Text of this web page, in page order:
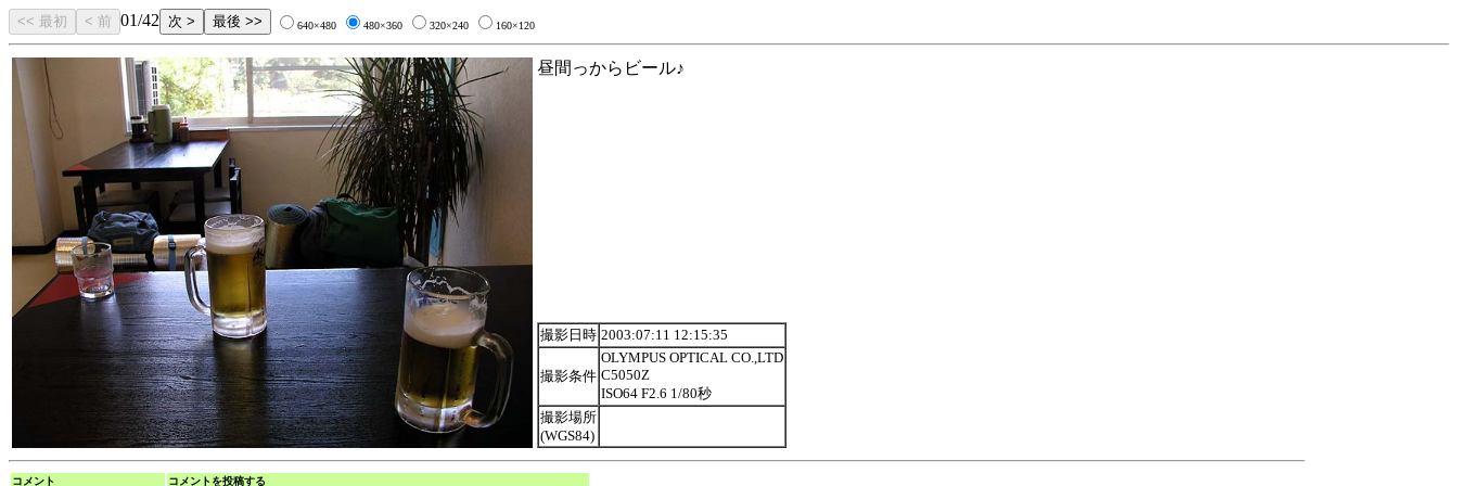
01/42 640×480 480×360 320×240 160×120
昼間っからビール♪
撮影日時 2003:07:11 12:15:35
撮影条件
OLYMPUS OPTICAL CO.,LTD
C5050Z
ISO64 F2.6 1/80秒
撮影場所
(WGS84)
コメント コメントを投稿する